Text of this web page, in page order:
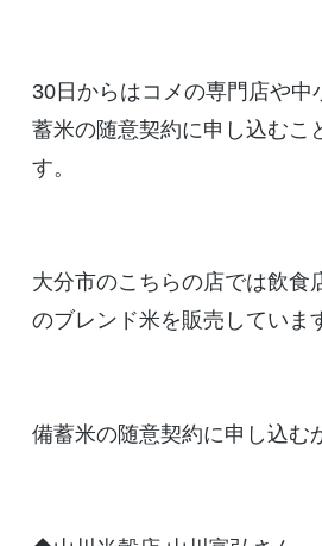
30日からはコメの専門店や中
蓄米の随意契約に申し込むこ
す。
大分市のこちらの店では飲食
のブレンド米を販売していま
備蓄米の随意契約に申し込